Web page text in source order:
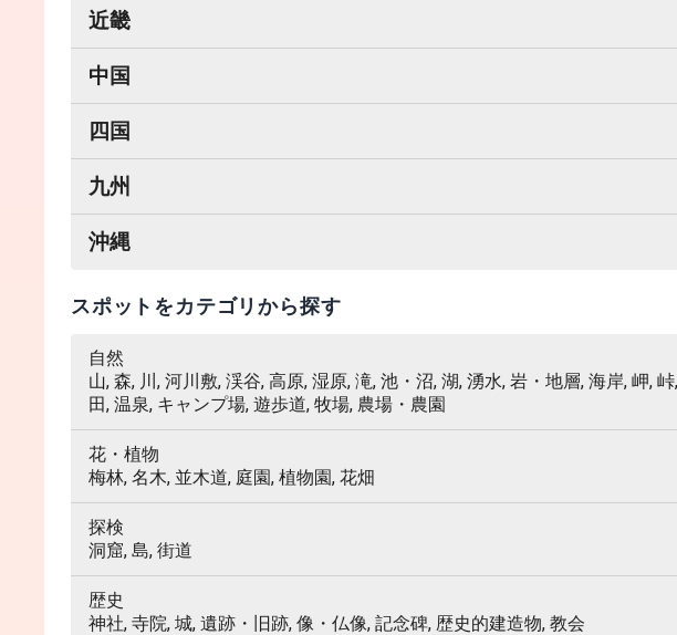
近畿
中国
四国
九州
沖縄
スポットをカテゴリから探す
自然
山, 森, 川, 河川敷, 渓谷, 高原, 湿原, 滝, 池・沼, 湖, 湧水, 岩・地層, 海岸, 岬,
田, 温泉, キャンプ場, 遊歩道, 牧場, 農場・農園
花・植物
梅林, 名木, 並木道, 庭園, 植物園, 花畑
探検
洞窟, 島, 街道
歴史
神社, 寺院, 城, 遺跡・旧跡, 像・仏像, 記念碑, 歴史的建造物, 教会